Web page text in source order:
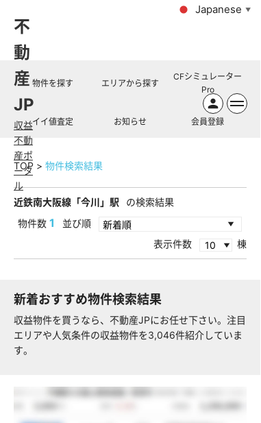
不
動
産
JP
収益
不動
産ポ
ータ
ル
Japanese ▼
物件を探す エリアから探す
CFシミュレーター
Pro
イイ値査定 お知らせ 会員登録
TOP 物件検索結果
近鉄南大阪線「今川」駅
の検索結果
物件数 1
並び順
表示件数
棟
新着おすすめ物件検索結果
収益物件を買うなら、不動産JPにお任せ下さい。注目
エリアや人気条件の収益物件を3,046件紹介していま
す。